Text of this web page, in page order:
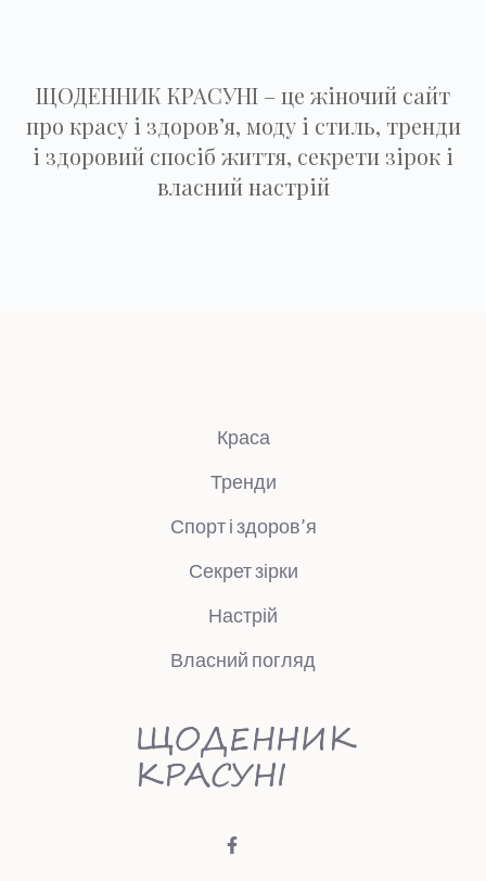
ЩОДЕННИК КРАСУНІ – це жіночий сайт
про красу і здоров’я, моду і стиль, тренди
і здоровий спосіб життя, секрети зірок і
власний настрій
Краса
Тренди
Спорт і здоров’я
Секрет зірки
Настрій
Власний погляд